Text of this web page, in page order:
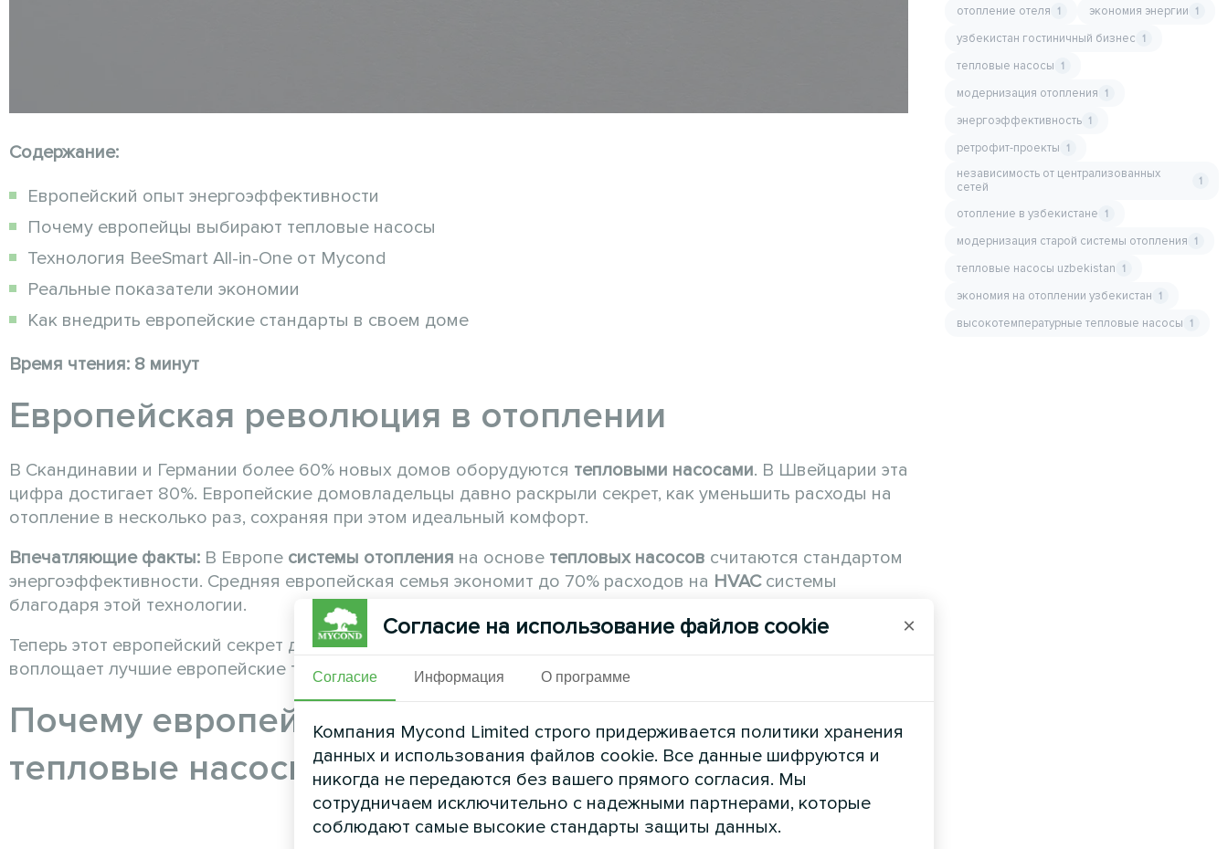
Содержание:
Европейский опыт энергоэффективности
Почему европейцы выбирают тепловые насосы
Технология BeeSmart All-in-One от Mycond
Реальные показатели экономии
Как внедрить европейские стандарты в своем доме
Время чтения: 8 минут
Европейская революция в отоплении
В Скандинавии и Германии более 60% новых домов оборудуются тепловыми насосами. В Швейцарии эта
цифра достигает 80%. Европейские домовладельцы давно раскрыли секрет, как уменьшить расходы на
отопление в несколько раз, сохраняя при этом идеальный комфорт.
Впечатляющие факты: В Европе системы отопления на основе тепловых насосов считаются стандартом
энергоэффективности. Средняя европейская семья экономит до 70% расходов на HVACсистемы
благодаря этой технологии.
Теперь этот европейский секрет доступен и в Украине.
воплощает лучшие европейские технологии и стандарты энергоэффективности.
Почему европейцы массово переходят на
тепловые насосы
отопление отеля 1 экономия энергии 1
узбекистан гостиничный бизнес 1
тепловые насосы 1
модернизация отопления 1
энергоэффективность 1
ретрофит-проекты 1
независимость от централизованных
сетей
1
отопление в узбекистане 1
модернизация старой системы отопления 1
тепловые насосы uzbekistan 1
экономия на отоплении узбекистан 1
высокотемпературные тепловые насосы 1
Согласие на использование файлов cookie ×
Согласие Информация О программе
Компания Mycond Limited строго придерживается политики хранения
данных и использования файлов cookie. Все данные шифруются и
никогда не передаются без вашего прямого согласия. Мы
сотрудничаем исключительно с надежными партнерами, которые
соблюдают самые высокие стандарты защиты данных.